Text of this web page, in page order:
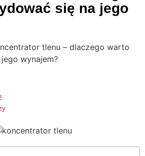
się na jego
tlenu – dlaczego warto
wynajem?